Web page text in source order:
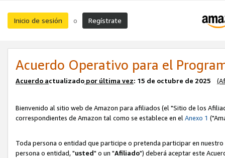
Inicio de sesión o Regístrate
Acuerdo Operativo para el
Acuerdo actualizado por última vez: 15 de octubre de 2025
Bienvenido al sitio web de Amazon para afiliados (el "Sitio de los
correspondientes de Amazon tal como se establece en elAnexo 1
Toda persona o entidad que participe o pretenda participar en
persona o entidad, "usted" o un "Afiliado") deberá aceptar este